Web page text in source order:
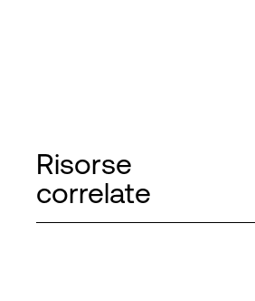
Risorse
correlate